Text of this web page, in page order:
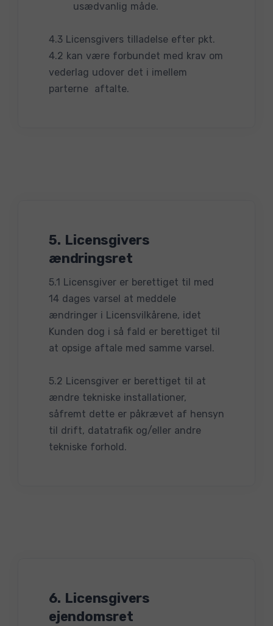
usædvanlig måde.
4.3 Licensgivers tilladelse efter pkt.
4.2 kan være forbundet med krav om
vederlag udover det i imellem
parterne aftalte.
5. Licensgivers
ændringsret
5.1 Licensgiver er berettiget til med
14 dages varsel at meddele
ændringer i Licensvilkårene, idet
Kunden dog i så fald er berettiget til
at opsige aftale med samme varsel.
5.2 Licensgiver er berettiget til at
ændre tekniske installationer,
såfremt dette er påkrævet af hensyn
til drift, datatrafik og/eller andre
tekniske forhold.
6. Licensgivers
ejendomsret